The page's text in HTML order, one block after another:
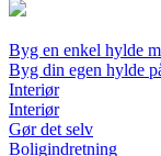
Byg en enkel hylde
Byg din egen hylde
Interiør
Interiør
Gør det selv
Boligindretning